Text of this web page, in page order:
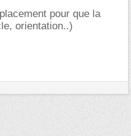
pour que la
orientation..)